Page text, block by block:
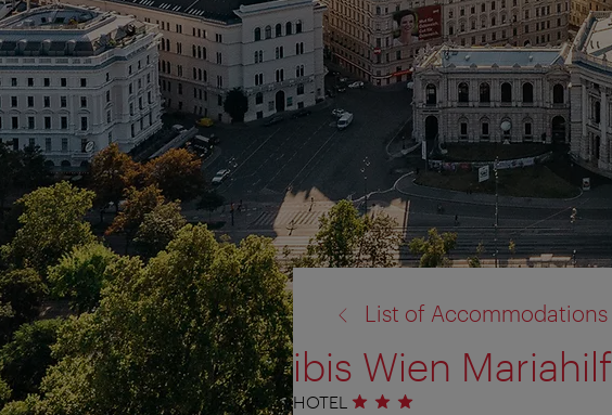
List of Accommodations
ibis Wien Mariahilf
HOTEL 3 étoiles